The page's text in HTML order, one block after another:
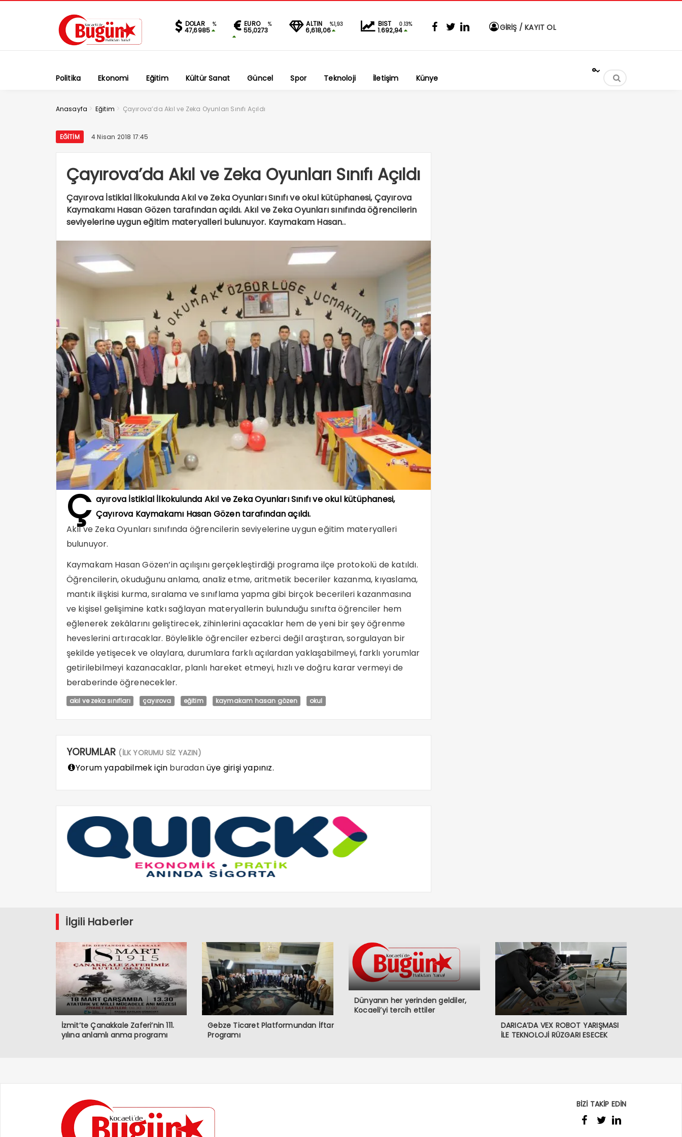
DOLAR %
47,6985
EURO %
55,0273
ALTIN %1,93
6,618,06
BIST 0.13%
1.692,94 GİRİŞ / KAYIT OL
Politika Ekonomi Eğitim Kültür Sanat Güncel Spor Teknoloji İletişim Künye
°
Anasayfa > Eğitim > Çayırova’da Akıl ve Zeka Oyunları Sınıfı Açıldı
EĞITIM 4 Nisan 2018 17:45
Çayırova’da Akıl ve Zeka Oyunları Sınıfı Açıldı
Çayırova İstiklal İlkokulunda Akıl ve Zeka Oyunları Sınıfı ve okul kütüphanesi, Çayırova
Kaymakamı Hasan Gözen tarafından açıldı. Akıl ve Zeka Oyunları sınıfında öğrencilerin
seviyelerine uygun eğitim materyalleri bulunuyor. Kaymakam Hasan..
Ç ayırova İstiklal İlkokulunda Akıl ve Zeka Oyunları Sınıfı ve okul kütüphanesi,
Çayırova Kaymakamı Hasan Gözen tarafından açıldı.
Akıl ve Zeka Oyunları sınıfında öğrencilerin seviyelerine uygun eğitim materyalleri
bulunuyor.
Kaymakam Hasan Gözen’in açılışını gerçekleştirdiği programa ilçe protokolü de katıldı.
Öğrencilerin, okuduğunu anlama, analiz etme, aritmetik beceriler kazanma, kıyaslama,
mantık ilişkisi kurma, sıralama ve sınıflama yapma gibi birçok becerileri kazanmasına
ve kişisel gelişimine katkı sağlayan materyallerin bulunduğu sınıfta öğrenciler hem
eğlenerek zekâlarını geliştirecek, zihinlerini açacaklar hem de yeni bir şey öğrenme
heveslerini artıracaklar. Böylelikle öğrenciler ezberci değil araştıran, sorgulayan bir
şekilde yetişecek ve olaylara, durumlara farklı açılardan yaklaşabilmeyi, farklı yorumlar
getirilebilmeyi kazanacaklar, planlı hareket etmeyi, hızlı ve doğru karar vermeyi de
beraberinde öğrenecekler.
akıl ve zeka sınıfları çayırova eğitim kaymakam hasan gözen okul
YORUMLAR (İLK YORUMU SİZ YAZIN)
Yorum yapabilmek için buradanüye girişi yapınız.
İlgili Haberler
İzmit’te Çanakkale Zaferi’nin 111.
yılına anlamlı anma programı
Gebze Ticaret Platformundan İftar
Programı
Dünyanın her yerinden geldiler,
Kocaeli’yi tercih ettiler
DARICA’DA VEX ROBOT YARIŞMASI
İLE TEKNOLOJİ RÜZGARI ESECEK
BİZİ TAKİP EDİN